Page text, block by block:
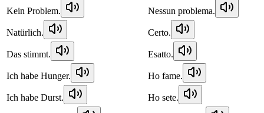
Kein Problem. Nessun problema.
Natürlich. Certo.
Das stimmt. Esatto.
Ich habe Hunger. Ho fame.
Ich habe Durst. Ho sete.